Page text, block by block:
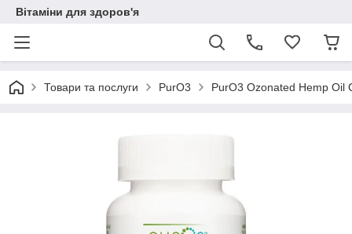
Вітаміни для здоров'я
Товари та послуги PurO3 PurO3 Ozonated Hemp Oil